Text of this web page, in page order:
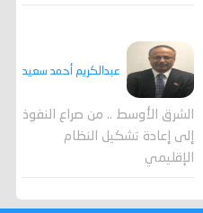
عبدالكريم أحمد سعيد
الشرق الأوسط .. من صراع النفوذ
إلى إعادة تشكيل النظام
الإقليمي